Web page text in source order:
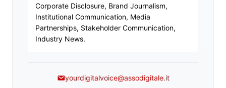
Corporate Disclosure, Brand Journalism,
Institutional Communication, Media
Partnerships, Stakeholder Communication,
Industry News.
yourdigitalvoice@assodigitale.it